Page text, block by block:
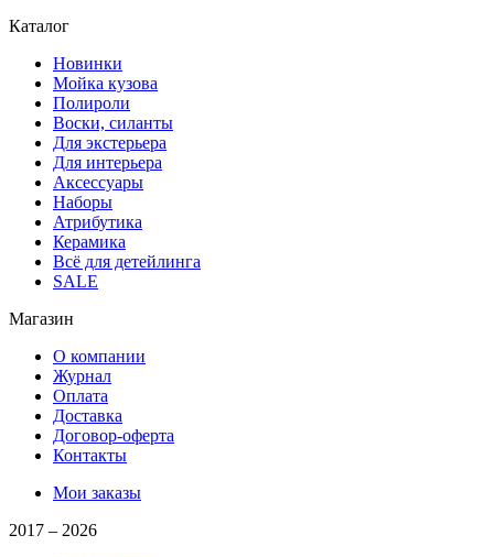
Каталог
Новинки
Мойка кузова
Полироли
Воски, силанты
Для экстерьера
Для интерьера
Аксессуары
Наборы
Атрибутика
Керамика
Всё для детейлинга
SALE
Магазин
О компании
Журнал
Оплата
Доставка
Договор-оферта
Контакты
Мои заказы
2017 – 2026